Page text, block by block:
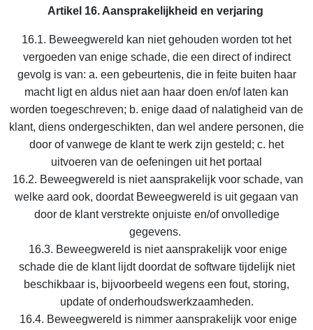
Artikel 16. Aansprakelijkheid en verjaring
16.1. Beweegwereld kan niet gehouden worden tot het
vergoeden van enige schade, die een direct of indirect
gevolg is van: a. een gebeurtenis, die in feite buiten haar
macht ligt en aldus niet aan haar doen en/of laten kan
worden toegeschreven; b. enige daad of nalatigheid van de
klant, diens ondergeschikten, dan wel andere personen, die
door of vanwege de klant te werk zijn gesteld; c. het
uitvoeren van de oefeningen uit het portaal
16.2. Beweegwereld is niet aansprakelijk voor schade, van
welke aard ook, doordat Beweegwereld is uit gegaan van
door de klant verstrekte onjuiste en/of onvolledige
gegevens.
16.3. Beweegwereld is niet aansprakelijk voor enige
schade die de klant lijdt doordat de software tijdelijk niet
beschikbaar is, bijvoorbeeld wegens een fout, storing,
update of onderhoudswerkzaamheden.
16.4. Beweegwereld is nimmer aansprakelijk voor enige